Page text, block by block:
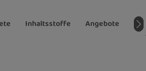
Inhaltsstoffe Angebote